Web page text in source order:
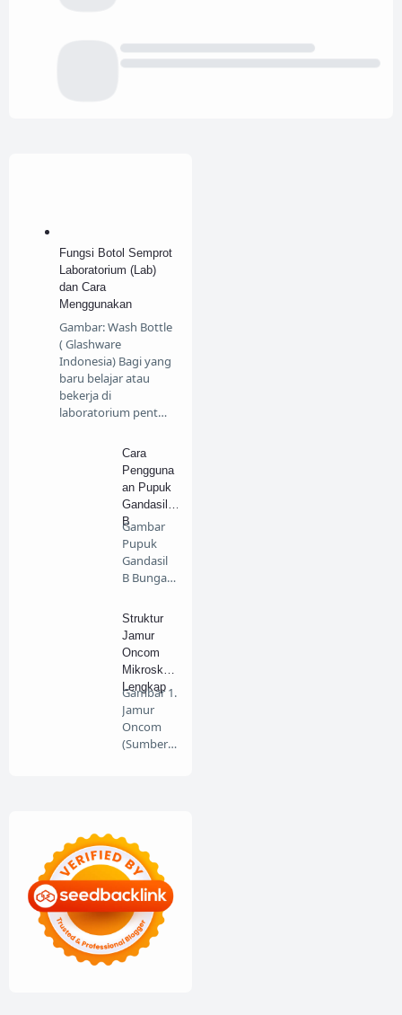
Fungsi Botol Semprot
Laboratorium (Lab)
dan Cara
Menggunakan
Gambar: Wash Bottle
( Glashware
Indonesia) Bagi yang
baru belajar atau
bekerja di
laboratorium pent…
Cara
Pengguna
an Pupuk
Gandasil
B
Gambar
Pupuk
Gandasil
B Bunga
100gr
(Buk…
Struktur
Jamur
Oncom
Mikroskop
Lengkap
Gambar 1.
Jamur
Oncom
(Sumber :